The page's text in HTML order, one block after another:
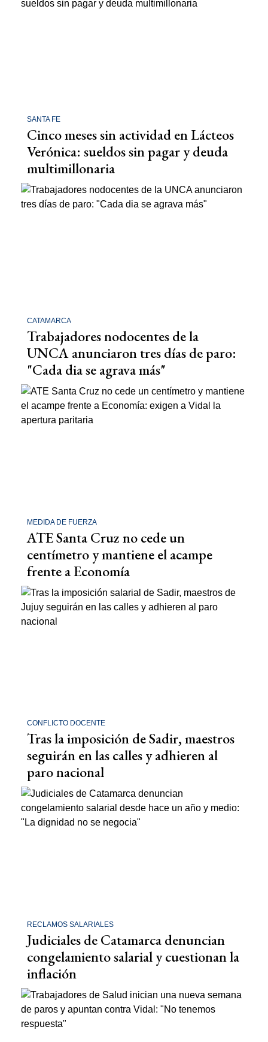
SANTA FE
Cinco meses sin actividad en Lácteos
Verónica: sueldos sin pagar y deuda
multimillonaria
CATAMARCA
Trabajadores nodocentes de la
UNCA anunciaron tres días de paro:
"Cada dia se agrava más"
MEDIDA DE FUERZA
ATE Santa Cruz no cede un
centímetro y mantiene el acampe
frente a Economía
CONFLICTO DOCENTE
Tras la imposición de Sadir, maestros
seguirán en las calles y adhieren al
paro nacional
RECLAMOS SALARIALES
Judiciales de Catamarca denuncian
congelamiento salarial y cuestionan la
inflación